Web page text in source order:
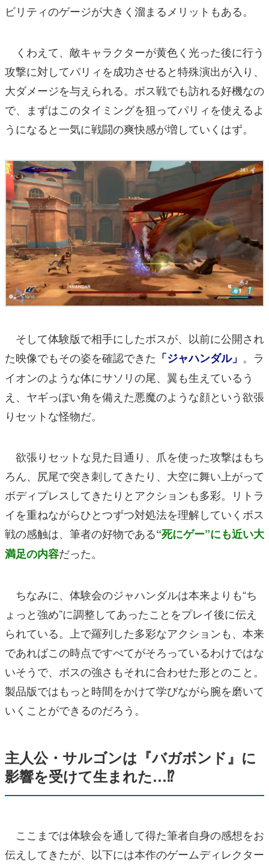
ビリティのゲージが大きく溜まるメリットもある。
くわえて、敵キャラクターが黄色く光った後に行う
攻撃に対してパリィを成功させると特殊演出が入り、
大ダメージを与えられる。ボス戦でも訪れる好機なの
で、まずはこのタイミングを狙ってパリィを使えるよ
うになると一気に戦闘の爽快感が増していくはず。
そして体験版で相手にしたボスが、以前に公開され
た映像でもその姿を確認できた 「ジャハンダル」 。ラ
イオンのような体にサソリの尾、翼も生えているう
え、ヤギっぽい角を備えた悪魔のような顔という欲張
りセットな怪物だ。
欲張りセットな見た目通り、爪を使った攻撃はもち
ろん、尻尾で突き刺してきたり、大空に舞い上がって
ボディプレスしてきたりとアクションも多彩。リトラ
イを重ねながらひとつずつ対処法を理解していくボス
戦の感触は、筆者の好物である“死にゲー”にも近い大
満足の内容だった。
ちなみに、体験会のジャハンダルは本来よりも“ち
ょっと強め”に調整してあったことをプレイ後に伝え
られている。上で羅列した多彩なアクションも、本来
であればこの時点ですべてがそろっているわけではな
いそうで、ボスの強さもそれに合わせた形とのこと。
製品版ではもっと時間をかけて学びながら腕を磨いて
いくことができるのだろう。
主人公・サルゴンは『バガボンド』に
影響を受けて生まれた…⁉
ここまでは体験会を通して得た筆者自身の感想をお
伝えしてきたが、以下には本作のゲームディレクター